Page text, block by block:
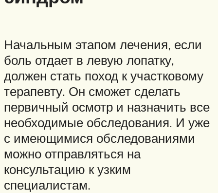
Начальным этапом лечения, если
боль отдает в левую лопатку,
должен стать поход к участковому
терапевту. Он сможет сделать
первичный осмотр и назначить все
необходимые обследования. И уже
с имеющимися обследованиями
можно отправляться на
консультацию к узким
специалистам.